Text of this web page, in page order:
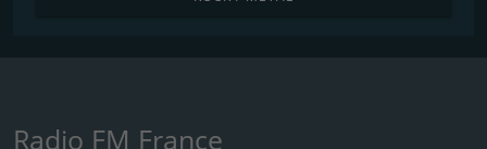
Radio FM France